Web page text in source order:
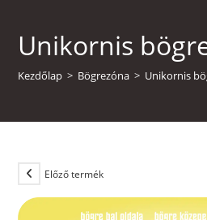
Unikornis
Kezdőlap > Bögrezóna > Unikornis
Előző termék